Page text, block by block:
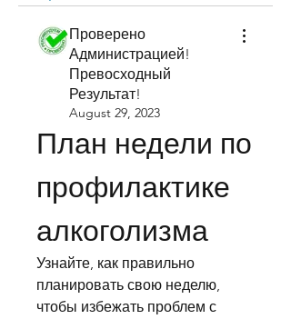
Проверено
Администрацией!
Превосходный
Результат!
August 29, 2023
План недели по
профилактике
алкоголизма
Узнайте, как правильно
планировать свою неделю,
чтобы избежать проблем с